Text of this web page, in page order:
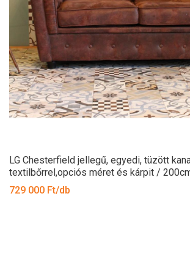
LG Chesterfield jellegű, egyedi, tüzött
textilbőrrel,opciós méret és kárpit /
729 000 Ft/db